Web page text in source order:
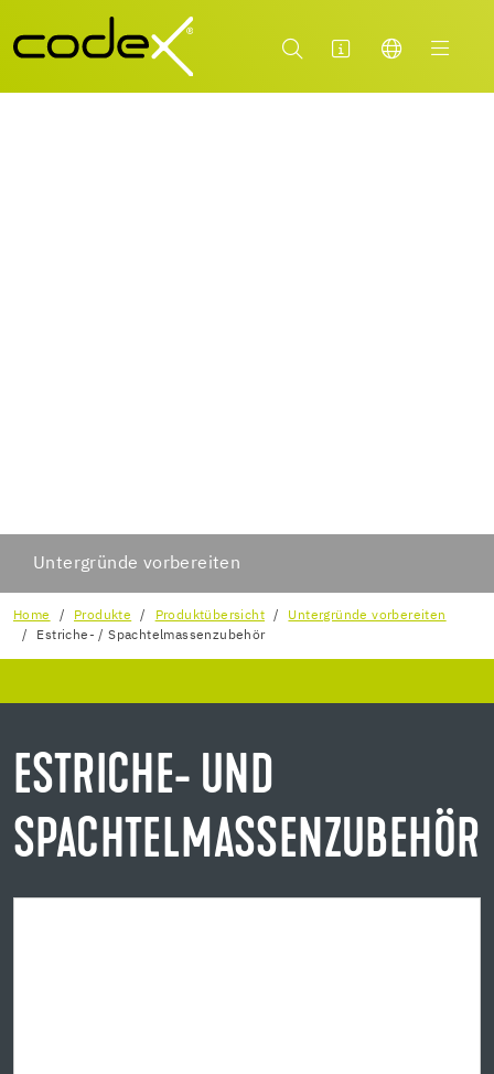
Untergründe vorbereiten
Home Produkte Produktübersicht
Untergründe vorbereiten
Estriche- / Spachtelmassenzubehör
ESTRICHE- UND
SPACHTELMASSENZUBEHÖR